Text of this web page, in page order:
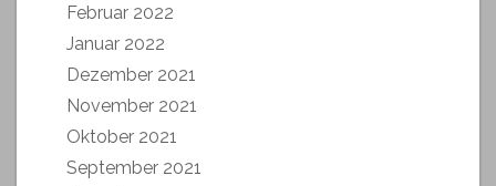
Februar 2022
Januar 2022
Dezember 2021
November 2021
Oktober 2021
September 2021